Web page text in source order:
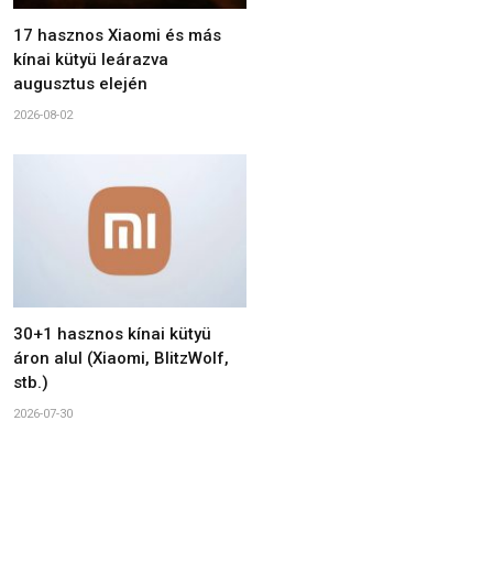
17 hasznos Xiaomi és más
kínai kütyü leárazva
augusztus elején
2026-08-02
30+1 hasznos kínai kütyü
áron alul (Xiaomi, BlitzWolf,
stb.)
2026-07-30